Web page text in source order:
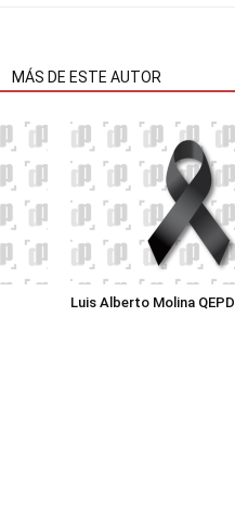
MÁS DE ESTE AUTOR
Luis Alberto Molina QEPD